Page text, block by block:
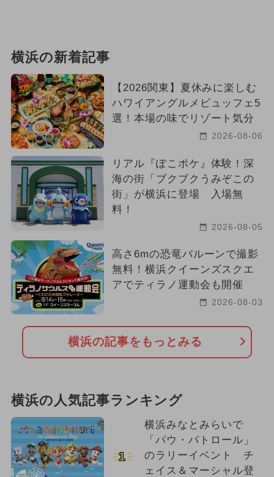
横浜の新着記事
【2026関東】夏休みに楽しむ
ハワイアングルメビュッフェ5
選！本場の味でリゾート気分
2026-08-06
リアル『ぽこポケ』体験！深
海の街「ブクブクうみぞこの
街」が横浜に登場 入場無
料！
2026-08-05
高さ6mの恐竜バルーンで撮影
無料！横浜クイーンズスクエ
アでティラノ運動会も開催
2026-08-03
横浜の記事をもっとみる
横浜の人気記事ランキング
1
横浜みなとみらいで
「パウ・パトロール」
のラリーイベント チ
ェイス＆マーシャル登